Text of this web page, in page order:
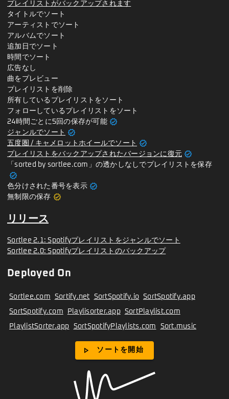
プレイリストがバックアップされます
タイトルでソート
アーティストでソート
アルバムでソート
追加日でソート
時間でソート
広告なし
曲をプレビュー
プレイリストを削除
所有しているプレイリストをソート
フォローしているプレイリストをソート
24時間ごとに5回の保存が可能 verified
ジャンルでソート verified
五度圏 / キャメロットホイールでソート verified
プレイリストをバックアップされたバージョンに復元 verified
「sorted by sortlee.com」の透かしなしでプレイリストを保存
verified
色分けされた番号を表示 verified
無制限の保存 verified
リリース
Sortlee 2.1: Spotifyプレイリストをジャンルでソート
Sortlee 2.0: Spotifyプレイリストのバックアップ
Deployed On
Sortlee.com Sortify.net SortSpotify.io SortSpotify.app
SortSpotify.com Playlisorter.app SortPlaylist.com
PlaylistSorter.app SortSpotifyPlaylists.com Sort.music
play_arrow ソートを開始